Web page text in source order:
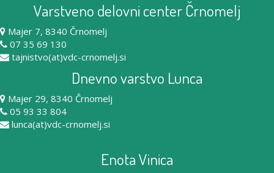
Varstveno delovni center Črnomelj
Majer 7, 8340 Črnomelj
07 35 69 130
tajnistvo(at)vdc-crnomelj.si
Dnevno varstvo Lunca
Majer 29, 8340 Črnomelj
05 93 33 804
lunca(at)vdc-crnomelj.si
Enota Vinica